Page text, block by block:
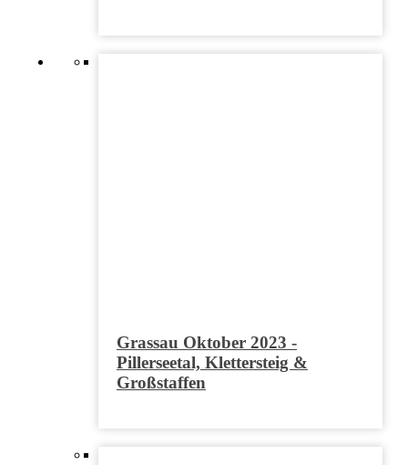
Grassau Oktober 2023 -
Pillerseetal, Klettersteig &
Großstaffen